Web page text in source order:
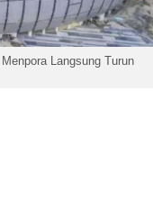
Langsung Turun